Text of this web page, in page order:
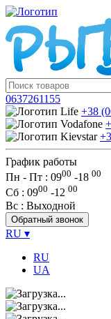
0637261155
+38
График работы
Пн - Пт : 0900 -18 00
Сб : 0900 -12 00
Вс : Выходной
Обратный звонок
RU ▾
RU
UA